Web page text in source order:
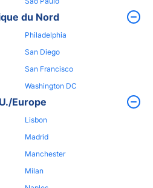
du Nord
Philadelphia
San Diego
San Francisco
Washington DC
Europe
Lisbon
Madrid
Manchester
Milan